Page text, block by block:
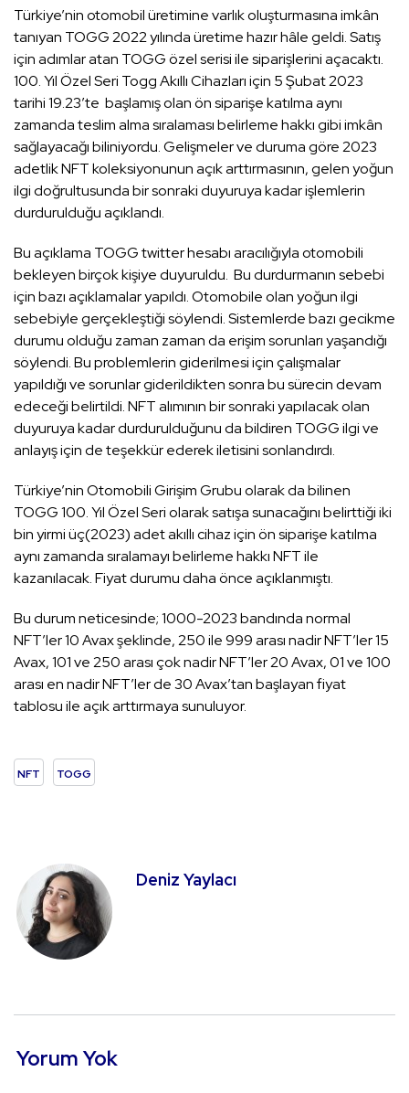
Türkiye’nin otomobil üretimine varlık oluşturmasına imkân
tanıyan TOGG 2022 yılında üretime hazır hâle geldi. Satış
için adımlar atan TOGG özel serisi ile siparişlerini açacaktı.
100. Yıl Özel Seri Togg Akıllı Cihazları için 5 Şubat 2023
tarihi 19.23’te başlamış olan ön siparişe katılma aynı
zamanda teslim alma sıralaması belirleme hakkı gibi imkân
sağlayacağı biliniyordu. Gelişmeler ve duruma göre 2023
adetlik NFT koleksiyonunun açık arttırmasının, gelen yoğun
ilgi doğrultusunda bir sonraki duyuruya kadar işlemlerin
durdurulduğu açıklandı.
Bu açıklama TOGG twitter hesabı aracılığıyla otomobili
bekleyen birçok kişiye duyuruldu. Bu durdurmanın sebebi
için bazı açıklamalar yapıldı. Otomobile olan yoğun ilgi
sebebiyle gerçekleştiği söylendi. Sistemlerde bazı gecikme
durumu olduğu zaman zaman da erişim sorunları yaşandığı
söylendi. Bu problemlerin giderilmesi için çalışmalar
yapıldığı ve sorunlar giderildikten sonra bu sürecin devam
edeceği belirtildi. NFT alımının bir sonraki yapılacak olan
duyuruya kadar durdurulduğunu da bildiren TOGG ilgi ve
anlayış için de teşekkür ederek iletisini sonlandırdı.
Türkiye’nin Otomobili Girişim Grubu olarak da bilinen
TOGG 100. Yıl Özel Seri olarak satışa sunacağını belirttiği iki
bin yirmi üç(2023) adet akıllı cihaz için ön siparişe katılma
aynı zamanda sıralamayı belirleme hakkı NFT ile
kazanılacak. Fiyat durumu daha önce açıklanmıştı.
Bu durum neticesinde; 1000-2023 bandında normal
NFT’ler 10 Avax şeklinde, 250 ile 999 arası nadir NFT’ler 15
Avax, 101 ve 250 arası çok nadir NFT’ler 20 Avax, 01 ve 100
arası en nadir NFT’ler de 30 Avax’tan başlayan fiyat
tablosu ile açık arttırmaya sunuluyor.
NFT TOGG
Deniz Yaylacı
Yorum Yok